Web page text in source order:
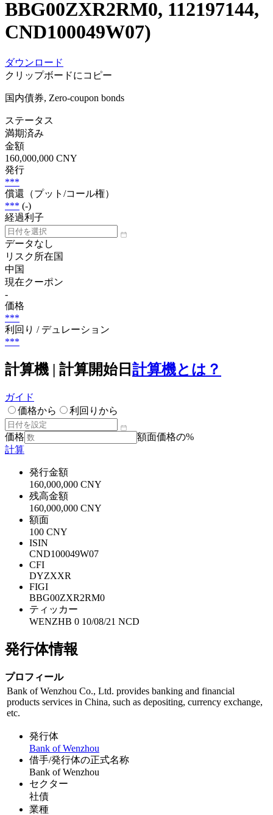
BBG00ZXR2RM0, 112197144,
CND100049W07)
ダウンロード
クリップボードにコピー
国内債券, Zero-coupon bonds
ステータス
満期済み
金額
160,000,000 CNY
発行
***
償還（プット/コール権）
*** (-)
経過利子
データなし
リスク所在国
中国
現在クーポン
-
価格
***
利回り / デュレーション
***
計算機 | 計算開始日 計算機とは？
ガイド
価格から
利回りから
価格
額面価格の%
計算
発行金額
160,000,000 CNY
残高金額
160,000,000 CNY
額面
100 CNY
ISIN
CND100049W07
CFI
DYZXXR
FIGI
BBG00ZXR2RM0
ティッカー
WENZHB 0 10/08/21 NCD
発行体情報
プロフィール
Bank of Wenzhou Co., Ltd. provides banking and financial
products services in China, such as depositing, currency exchange,
etc.
発行体
Bank of Wenzhou
借手/発行体の正式名称
Bank of Wenzhou
セクター
社債
業種